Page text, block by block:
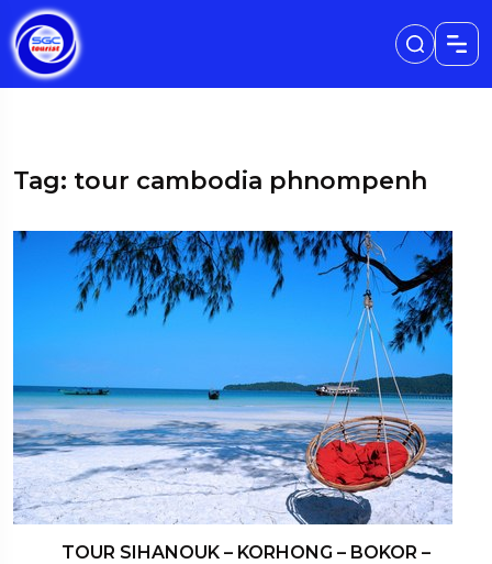
Tag: tour cambodia phnompenh
TOUR SIHANOUK – KORHONG – BOKOR –